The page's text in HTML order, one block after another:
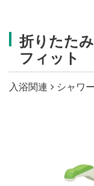
アクセス
折りたた
フィット
入浴関連 シャワ